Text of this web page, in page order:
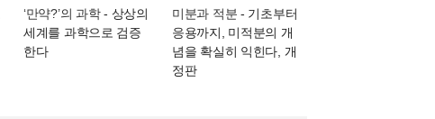
‘만약?’의 과학- 상상의
세계를 과학으로 검증
한다
미분과 적분 - 기초부터
응용까지, 미적분의 개
념을 확실히 익힌다, 개
정판